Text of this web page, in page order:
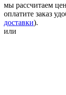
мы рассчитаем
оплатите заказ
доставки).
или